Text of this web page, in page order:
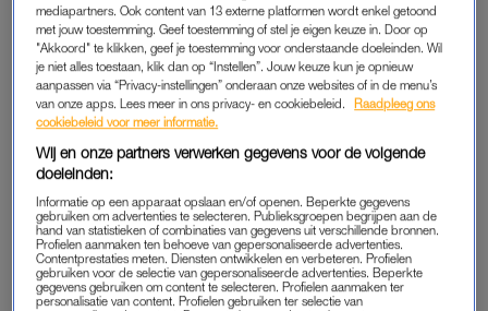
Simone (33): ‘De buren sturen
ellenlange appjes over hoe ze
onder onze verbouwing lijden’
LEES OOK
FLIRTEN
“Op WhatsApp is ze overenthousiast. Ze gebruikt veel
emoticons en puntjes als ze met mijn man appt. Een
mediapartners. Ook content van 13 externe platformen wordt enkel getoond
met jouw toestemming. Geef toestemming of stel je eigen keuze in. Door op
"Akkoord" te klikken, geef je toestemming voor onderstaande doeleinden. Wil
je niet alles toestaan, klik dan op “Instellen”. Jouw keuze kun je opnieuw
aanpassen via “Privacy-instellingen” onderaan onze websites of in de menu’s
van onze apps. Lees meer in ons privacy- en cookiebeleid.
Raadpleeg ons
cookiebeleid voor meer informatie.
Wij en onze partners verwerken gegevens voor de volgende
doeleinden:
Informatie op een apparaat opslaan en/of openen. Beperkte gegevens
gebruiken om advertenties te selecteren. Publieksgroepen begrijpen aan de
hand van statistieken of combinaties van gegevens uit verschillende bronnen.
Profielen aanmaken ten behoeve van gepersonaliseerde advertenties.
Contentprestaties meten. Diensten ontwikkelen en verbeteren. Profielen
gebruiken voor de selectie van gepersonaliseerde advertenties. Beperkte
gegevens gebruiken om content te selecteren. Profielen aanmaken ter
personalisatie van content. Profielen gebruiken ter selectie van